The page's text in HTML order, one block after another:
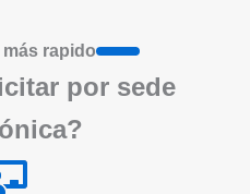
más rapido
r por sede